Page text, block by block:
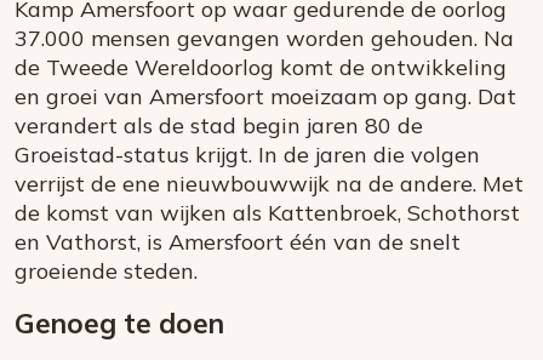
Kamp Amersfoort op waar gedurende de oorlog
37.000 mensen gevangen worden gehouden. Na
de Tweede Wereldoorlog komt de ontwikkeling
en groei van Amersfoort moeizaam op gang. Dat
verandert als de stad begin jaren 80 de
Groeistad-status krijgt. In de jaren die volgen
verrijst de ene nieuwbouwwijk na de andere. Met
de komst van wijken als Kattenbroek, Schothorst
en Vathorst, is Amersfoort één van de snelt
groeiende steden.
Genoeg te doen